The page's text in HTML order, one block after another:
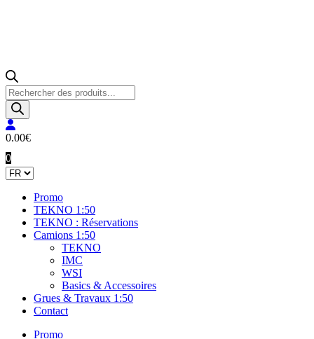
Recherche
de
produits
0.00€
0
Promo
TEKNO 1:50
TEKNO : Réservations
Camions 1:50
TEKNO
IMC
WSI
Basics & Accessoires
Grues & Travaux 1:50
Contact
Promo